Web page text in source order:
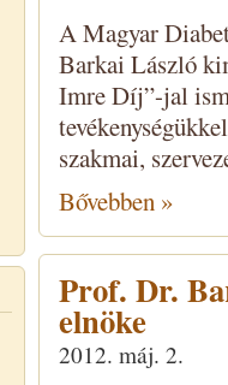
A Magyar
Barkai László
Imre Díj”-jal
szakmai,
Bővebben »
Prof. Dr.
elnöke
2012. máj. 2.